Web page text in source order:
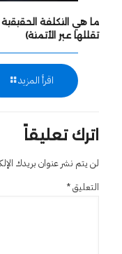
ما هي التكلفة
تقللها عبر الأتمتة)
اقرأ المزيد
اترك تعليقاً
لن يتم نشر عنوان بريدك
التعليق*